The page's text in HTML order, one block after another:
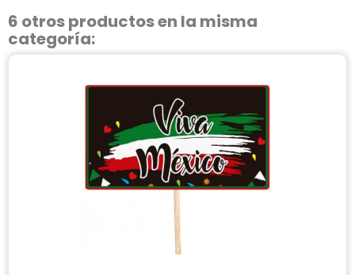
6 otros productos en la misma
categoría: